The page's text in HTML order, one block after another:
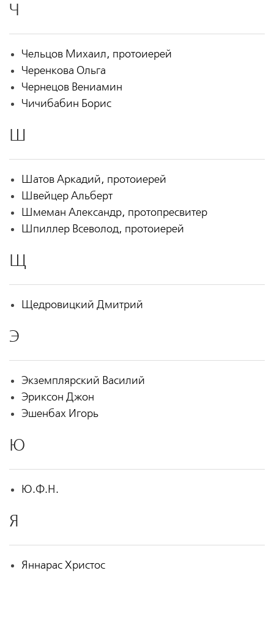
Ч
Чельцов Михаил, протоиерей
Черенкова Ольга
Чернецов Вениамин
Чичибабин Борис
Ш
Шатов Аркадий, протоиерей
Швейцер Альберт
Шмеман Александр, протопресвитер
Шпиллер Всеволод, протоиерей
Щ
Щедровицкий Дмитрий
Э
Экземплярский Василий
Эриксон Джон
Эшенбах Игорь
Ю
Ю.Ф.Н.
Я
Яннарас Христос